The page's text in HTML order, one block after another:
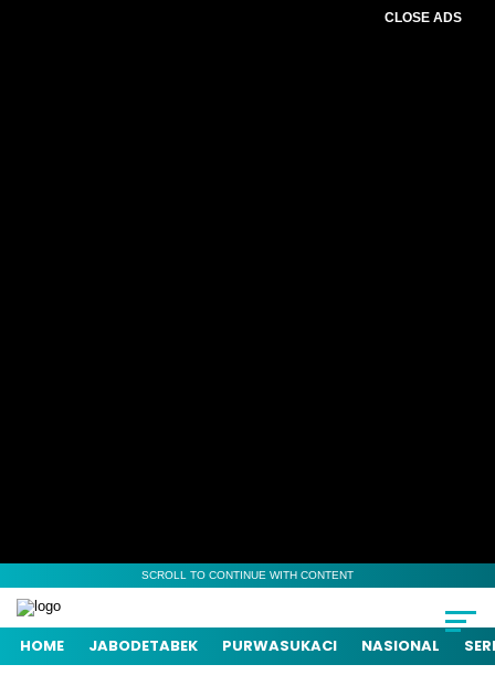
CLOSE ADS
SCROLL TO CONTINUE WITH CONTENT
HOME JABODETABEK PURWASUKACI NASIONAL